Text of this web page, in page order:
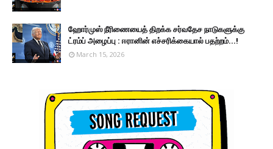
ஹோர்முஸ் நீரிணையைத் திறக்க சர்வதேச நாடுகளுக்கு
ட்ரம்ப் அழைப்பு : ஈரானின் எச்சரிக்கையால் பதற்றம்...!
March 15, 2026